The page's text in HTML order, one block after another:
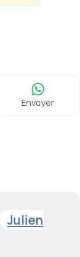
Envoyer
Julien